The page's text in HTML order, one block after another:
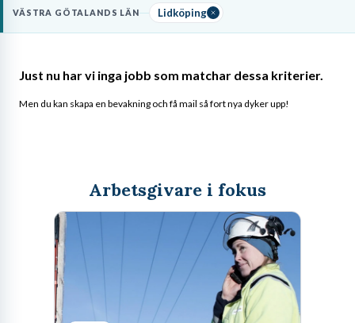
VÄSTRA GÖTALANDS LÄN Lidköping
Just nu har vi inga jobb som matchar dessa kriterier.
Men du kan skapa en bevakning och få mail så fort nya dyker upp!
Arbetsgivare i fokus